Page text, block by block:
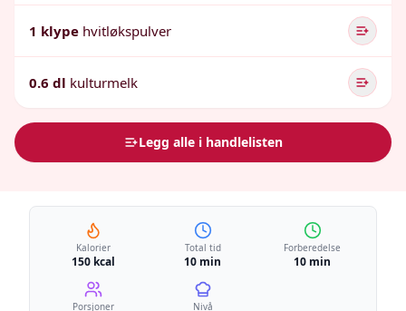
1 klype hvitløkspulver
0.6 dl kulturmelk
Legg alle i handlelisten
Kalorier
150 kcal
Total tid
10 min
Forberedelse
10 min
Porsjoner Nivå